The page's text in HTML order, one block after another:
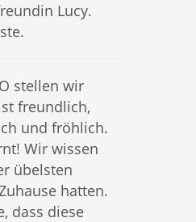
Lucy.
stellen wir
freundlich,
und fröhlich.
Wir wissen
übelsten
hatten.
dass diese